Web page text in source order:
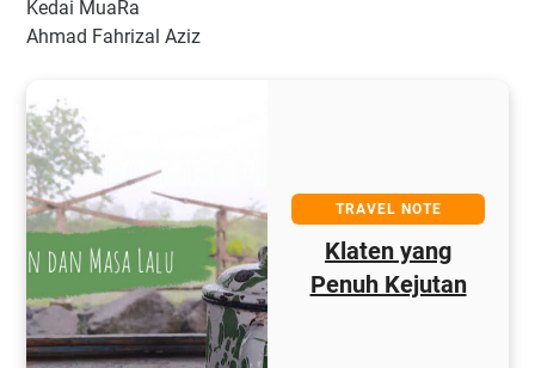
Kedai MuaRa
Ahmad Fahrizal Aziz
TRAVEL NOTE
Klaten yang
Penuh Kejutan